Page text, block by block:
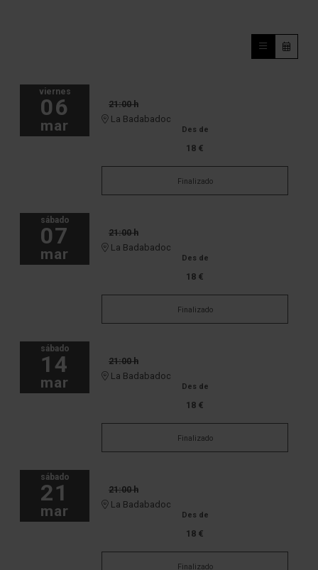
viernes
06
mar
21:00 h
La Badabadoc
Des de
18 €
Finalizado
sábado
07
mar
21:00 h
La Badabadoc
Des de
18 €
Finalizado
sábado
14
mar
21:00 h
La Badabadoc
Des de
18 €
Finalizado
sábado
21
mar
21:00 h
La Badabadoc
Des de
18 €
Finalizado